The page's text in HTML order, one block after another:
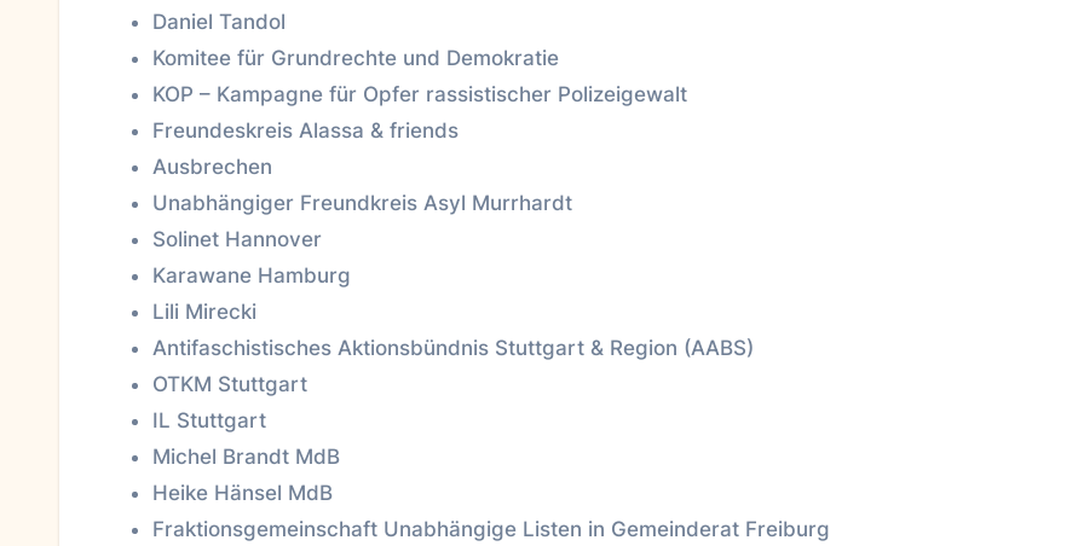
Daniel Tandol
Komitee für Grundrechte und Demokratie
KOP – Kampagne für Opfer rassistischer Polizeigewalt
Freundeskreis Alassa & friends
Ausbrechen
Unabhängiger Freundkreis Asyl Murrhardt
Solinet Hannover
Karawane Hamburg
Lili Mirecki
Antifaschistisches Aktionsbündnis Stuttgart & Region (AABS)
OTKM Stuttgart
IL Stuttgart
Michel Brandt MdB
Heike Hänsel MdB
Fraktionsgemeinschaft Unabhängige Listen in Gemeinderat Freiburg